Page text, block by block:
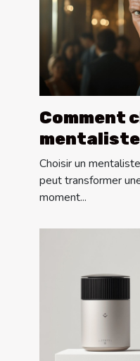
Comment
vie à vos
spéciaux
Choisir un
peut transformer
moment...